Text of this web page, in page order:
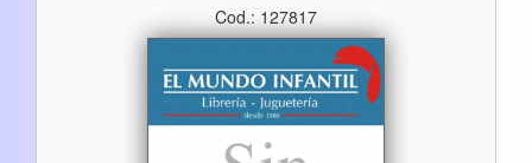
Cod.: 127817